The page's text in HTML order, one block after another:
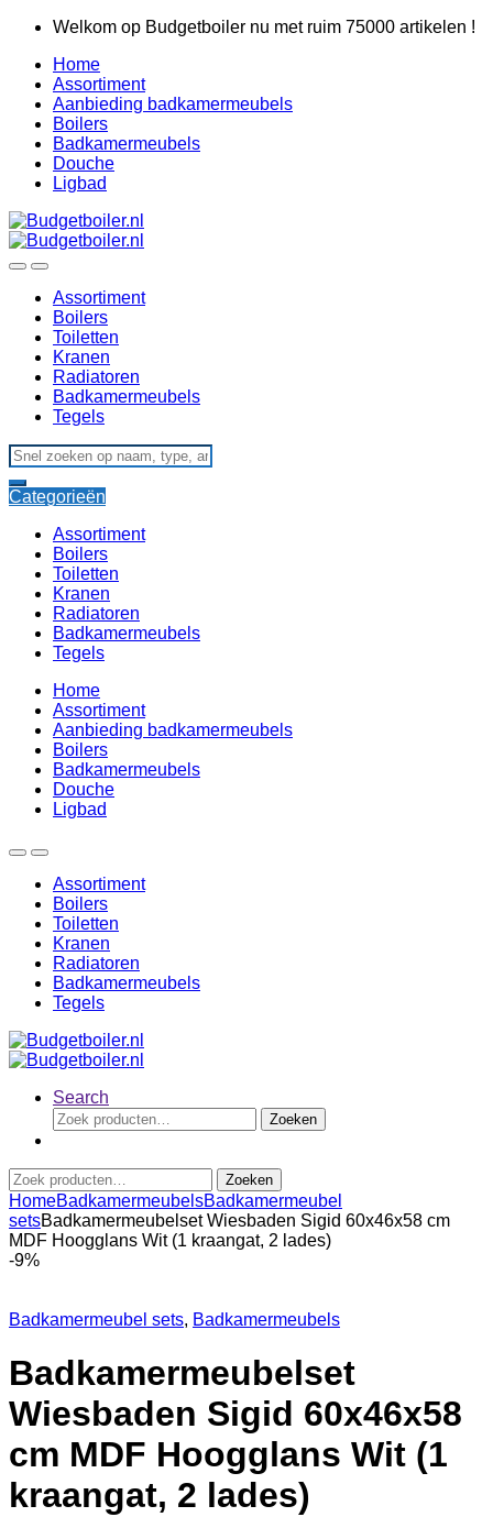
Skip
navigation
Skip
content
Welkom op Budgetboiler nu met ruim 75000 artikelen !
Home
Assortiment
Aanbieding badkamermeubels
Boilers
Badkamermeubels
Douche
Ligbad
Assortiment
Boilers
Toiletten
Kranen
Radiatoren
Badkamermeubels
Tegels
Search
for:
Categorieën
Assortiment
Boilers
Toiletten
Kranen
Radiatoren
Badkamermeubels
Tegels
Home
Assortiment
Aanbieding badkamermeubels
Boilers
Badkamermeubels
Douche
Ligbad
Assortiment
Boilers
Toiletten
Kranen
Radiatoren
Badkamermeubels
Tegels
Search
Zoeken
naar:
Zoeken
Zoeken
naar:
Zoeken
HomeBadkamermeubelsBadkamermeubel
setsBadkamermeubelset Wiesbaden Sigid 60x46x58 cm
MDF Hoogglans Wit (1 kraangat, 2 lades)
-9%
Badkamermeubel sets, Badkamermeubels
Badkamermeubelset
Wiesbaden Sigid 60x46x58
cm MDF Hoogglans Wit (1
kraangat, 2 lades)